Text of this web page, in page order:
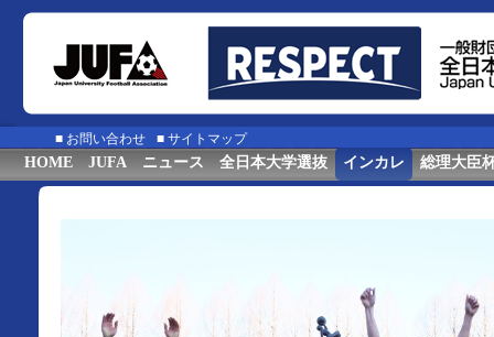
■ お問い合わせ ■ サイトマップ
HOME JUFA ニュース 全日本大学選抜 インカレ 総理大臣